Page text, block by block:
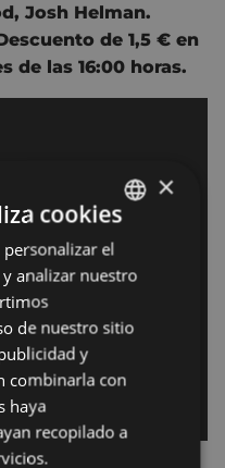
Josh Helman.
de 1,5 € en
de las 16:00 horas.
BASQUE
SPANISH
×
cookies
el
analizar nuestro
de nuestro sitio
y
combinarla con
haya
recopilado a